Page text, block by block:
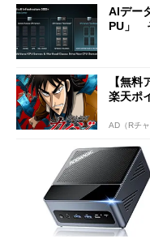
AIデー
PU」
【無
楽天ポ
AD（Rチャ